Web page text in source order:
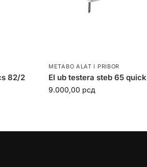
82/2
METABO ALAT I PRIBOR
El ub testera steb 65 quick
9.000,00 рсд